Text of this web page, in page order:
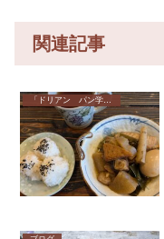
関連記事
「ドリアン パン学校」のこと